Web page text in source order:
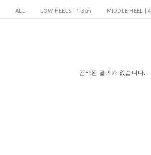
ALL LOW HEELS | 1-3cm MIDDLE HEEL |
검색된 결과가 없습니다.